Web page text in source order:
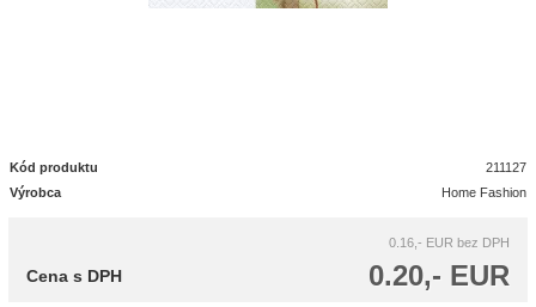
Kód produktu
211127
Výrobca
Home Fashion
0.16,- EUR bez DPH
0.20,- EUR
Cena s DPH